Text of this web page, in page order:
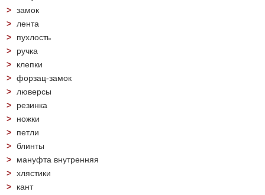
> замок
>
лента
>
пухлость
>
ручка
>
клепки
> форзац-замок
>
люверсы
>
резинка
>
ножки
>
петли
> блинты
>
мануфта внутренняя
> хлястики
>
кант